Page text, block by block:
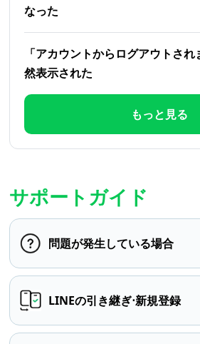
なった
「アカウントからログアウトさ
然表示された
もっと見る
サポートガイド
問題が発生している場合
LINEの引き継ぎ⋅新規登録